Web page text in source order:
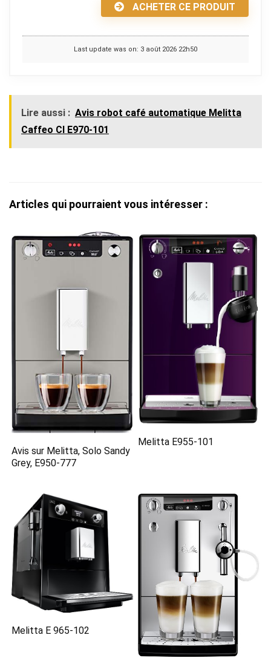
ACHETER CE PRODUIT
Last update was on: 3 août 2026 22h50
Lire aussi : Avis robot café automatique Melitta
Caffeo CI E970-101
Articles qui pourraient vous intéresser :
Avis sur Melitta, Solo Sandy
Grey, E950-777
Melitta E955-101
Melitta E 965-102